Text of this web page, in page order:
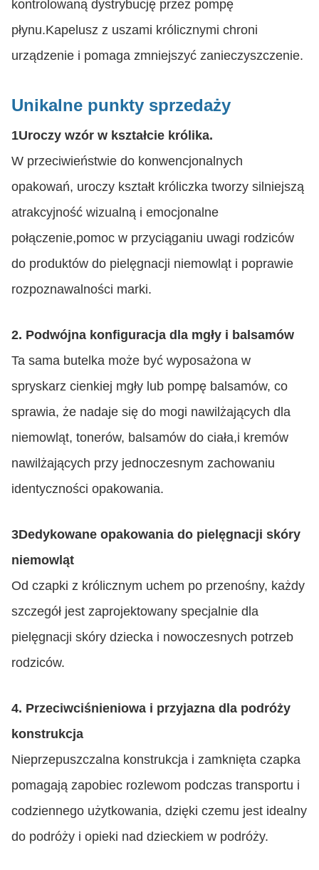
kontrolowaną dystrybucję przez pompę
płynu.Kapelusz z uszami królicznymi chroni
urządzenie i pomaga zmniejszyć zanieczyszczenie.
Unikalne punkty sprzedaży
1Uroczy wzór w kształcie królika.
W przeciwieństwie do konwencjonalnych
opakowań, uroczy kształt króliczka tworzy silniejszą
atrakcyjność wizualną i emocjonalne
połączenie,pomoc w przyciąganiu uwagi rodziców
do produktów do pielęgnacji niemowląt i poprawie
rozpoznawalności marki.
2. Podwójna konfiguracja dla mgły i balsamów
Ta sama butelka może być wyposażona w
spryskarz cienkiej mgły lub pompę balsamów, co
sprawia, że nadaje się do mogi nawilżających dla
niemowląt, tonerów, balsamów do ciała,i kremów
nawilżających przy jednoczesnym zachowaniu
identyczności opakowania.
3Dedykowane opakowania do pielęgnacji skóry
niemowląt
Od czapki z królicznym uchem po przenośny, każdy
szczegół jest zaprojektowany specjalnie dla
pielęgnacji skóry dziecka i nowoczesnych potrzeb
rodziców.
4. Przeciwciśnieniowa i przyjazna dla podróży
konstrukcja
Nieprzepuszczalna konstrukcja i zamknięta czapka
pomagają zapobiec rozlewom podczas transportu i
codziennego użytkowania, dzięki czemu jest idealny
do podróży i opieki nad dzieckiem w podróży.